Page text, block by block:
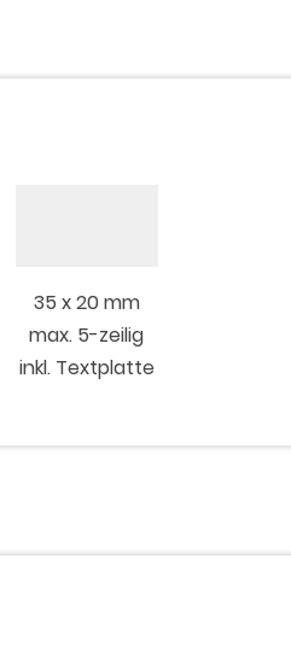
35 x 20 mm
max. 5-zeilig
inkl. Textplatte